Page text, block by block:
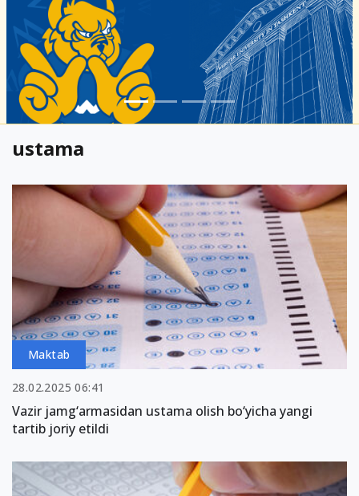
ustama
Maktab
28.02.2025 06:41
Vazir jamg‘armasidan ustama olish bo‘yicha yangi
tartib joriy etildi